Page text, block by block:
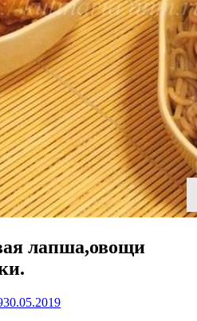
лапша,овощи
30.05.2019